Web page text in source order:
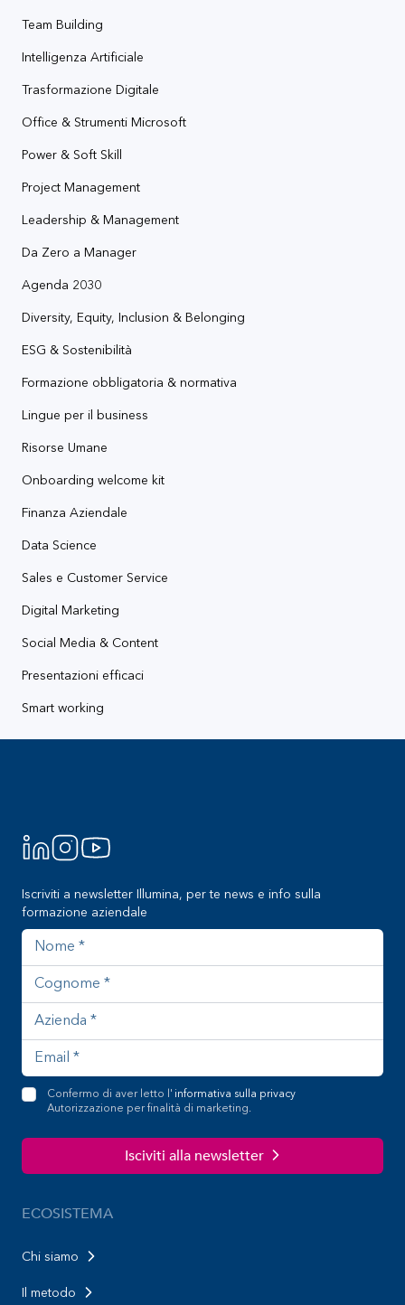
Team Building
Intelligenza Artificiale
Trasformazione Digitale
Office & Strumenti Microsoft
Power & Soft Skill
Project Management
Leadership & Management
Da Zero a Manager
Agenda 2030
Diversity, Equity, Inclusion & Belonging
ESG & Sostenibilità
Formazione obbligatoria & normativa
Lingue per il business
Risorse Umane
Onboarding welcome kit
Finanza Aziendale
Data Science
Sales e Customer Service
Digital Marketing
Social Media & Content
Presentazioni efficaci
Smart working
Iscriviti a newsletter Illumina, per te news e info sulla
formazione aziendale
Nome
Cognome
Azienda
Indirizzo email
Confermo di aver letto l' informativa sulla privacy
Autorizzazione per finalità di marketing.
Isciviti alla newsletter
ECOSISTEMA
Chi siamo
Il metodo